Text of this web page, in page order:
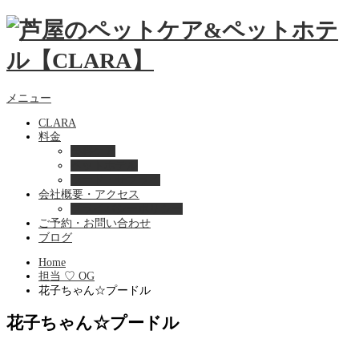
メニュー
CLARA
料金
会社概要・アクセス
ご予約・お問い合わせ
ブログ
Home
担当 ♡ OG
花子ちゃん☆プードル
花子ちゃん☆プードル